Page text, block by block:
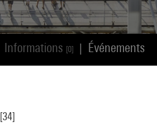
Informations [0] Événements
[34]